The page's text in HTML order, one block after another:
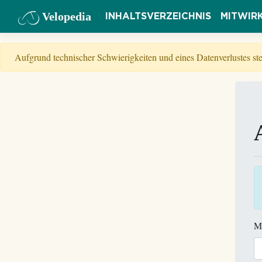
Velopedia INHALTSVERZEICHNIS
Aufgrund technischer Schwierigkeiten und eines Datenverlustes